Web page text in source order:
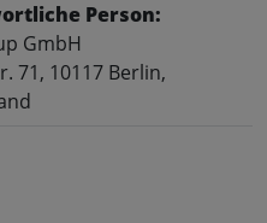
Person:
GmbH
71, 10117 Berlin,